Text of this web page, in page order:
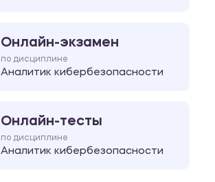
Онлайн-экзамен
по дисциплине
Аналитик кибербезопасности
Онлайн-тесты
по дисциплине
Аналитик кибербезопасности